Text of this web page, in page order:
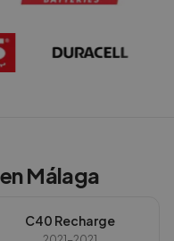
enMálaga
C40 Recharge